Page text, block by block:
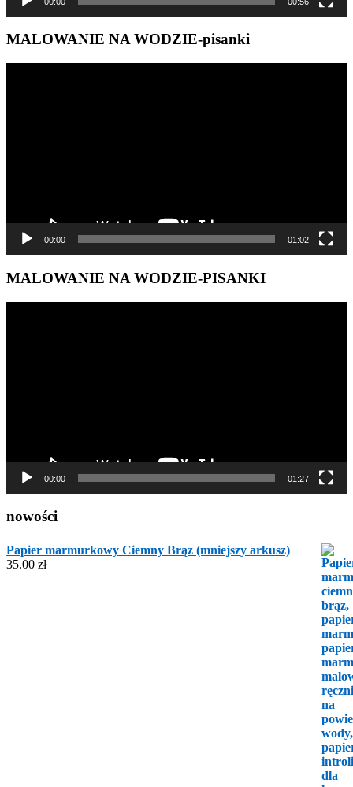
MALOWANIE NA WODZIE-pisanki
00:00 01:02
MALOWANIE NA WODZIE-PISANKI
00:00 01:27
nowości
Papier marmurkowy Ciemny Brąz (mniejszy arkusz)
35.00 zł